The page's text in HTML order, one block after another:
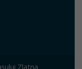
Zlatna